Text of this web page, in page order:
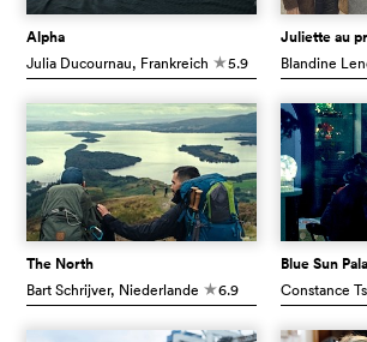
Alpha
Julia Ducournau, Frankreich c5.9
Juliette au
Blandine
The North
Bart Schrijver, Niederlande c6.9
Blue Sun
Constance